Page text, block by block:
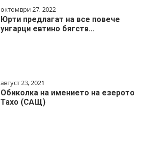
октомври 27, 2022
Юрти предлагат на все повече
унгарци евтино бягств…
август 23, 2021
Обиколка на имението на езерото
Тахо (САЩ)